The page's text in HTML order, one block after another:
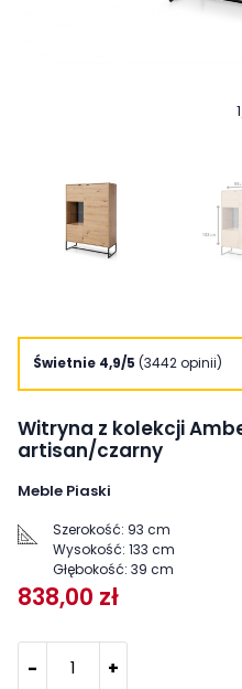
1
Świetnie 4,9/5 (3442 opinii)
Witryna z kolekcji
artisan/czarny
Meble Piaski
Szerokość: 93 cm
Wysokość: 133 cm
Głębokość: 39 cm
838,00 zł
- +